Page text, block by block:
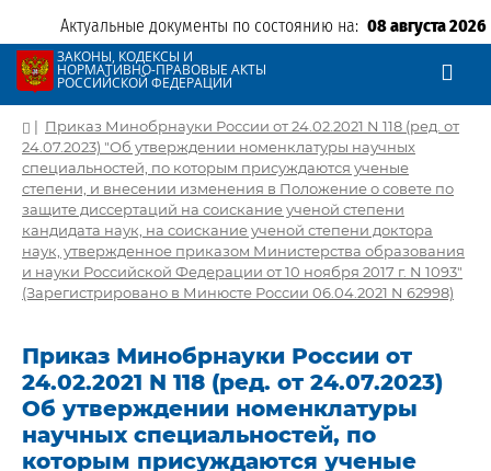
Актуальные документы по состоянию на: 08 августа 2026
ЗАКОНЫ, КОДЕКСЫ И
НОРМАТИВНО-ПРАВОВЫЕ АКТЫ
РОССИЙСКОЙ ФЕДЕРАЦИИ
| Приказ Минобрнауки России от 24.02.2021 N 118 (ред. от
24.07.2023) "Об утверждении номенклатуры научных
специальностей, по которым присуждаются ученые
степени, и внесении изменения в Положение о совете по
защите диссертаций на соискание ученой степени
кандидата наук, на соискание ученой степени доктора
наук, утвержденное приказом Министерства образования
и науки Российской Федерации от 10 ноября 2017 г. N 1093"
(Зарегистрировано в Минюсте России 06.04.2021 N 62998)
Приказ Минобрнауки России от
24.02.2021 N 118 (ред. от 24.07.2023)
Об утверждении номенклатуры
научных специальностей, по
которым присуждаются ученые